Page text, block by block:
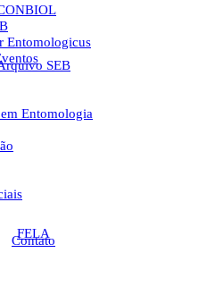
Entomologicus
SEB
Entomologia
FELA
Contato